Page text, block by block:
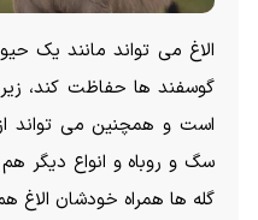
الاغ می تواند مانند یک
گوسفند ها حفاظت کند،
است و همچنین می تواند
سگ و روباه و انواع دیگر
گله ها همراه خودشان الاغ